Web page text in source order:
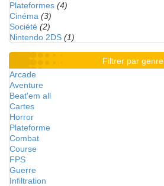
Plateformes (4)
Cinéma (3)
Société (2)
Nintendo 2DS (1)
Filtrer par genre
Arcade
Aventure
Beat'em all
Cartes
Horror
Plateforme
Combat
Course
FPS
Guerre
Infiltration